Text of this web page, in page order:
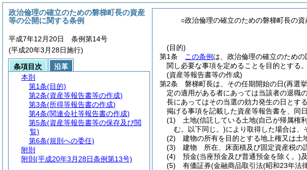
○政治倫理の確立のための磐梯町長の
(目的)
第1条
この条例 は、政治倫理の確立のため
関し必要な事項を定めることを目的とする。
(資産等報告書等の作成)
第2条
磐梯町長は、その任期開始の日(再選
定の適用がある者にあっては当該者の退職
長にあってはその当選の効力発生の日とする
掲げる事項を記載した資産等報告書を、同
(1)
土地(信託している土地(自己が帰属権
む。以下同じ。)により取得した場合は、
(2)
建物の所有を目的とする地上権又は
(3)
建物 所在、床面積及び固定資産税の
(4)
預金(当座預金及び普通預金を除く。)
(5)
有価証券(金融商品取引法(昭和23年法
政治倫理の確立のための磐梯町長の資産
等の公開に関する条例
平成7年12月20日 条例第14号
(平成20年3月28日施行)
条項目次
沿革
本則
第1条(目的)
第2条(資産等報告書等の作成)
第3条(所得等報告書の作成)
第4条(関連会社等報告書の作成)
第5条(資産等報告書等の保存及び閲
覧)
第6条(規則への委任)
附則
附則 (平成20年3月28日条例第13号)